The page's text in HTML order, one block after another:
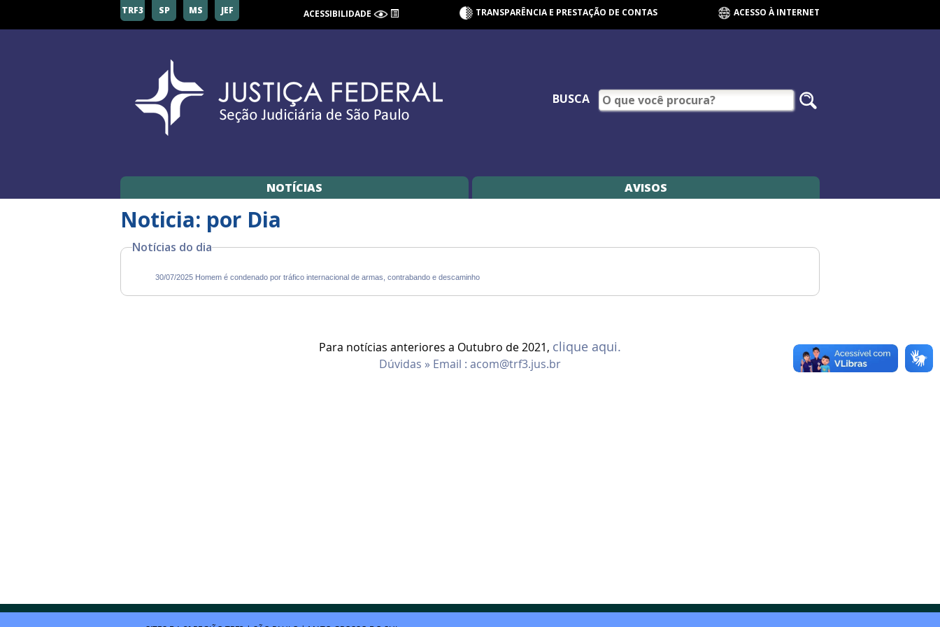
TRF3 SP MS JEF ACESSIBILIDADE TRANSPARÊNCIA E PRESTAÇÃO DE CONTAS ACESSO À INTERNET
BUSCA
NOTÍCIAS AVISOS
Noticia: por Dia
Notícias do dia
30/07/2025 Homem é condenado por tráfico internacional de armas, contrabando e descaminho
Para notícias anteriores a Outubro de 2021, clique aqui.
Dúvidas » Email : acom@trf3.jus.br